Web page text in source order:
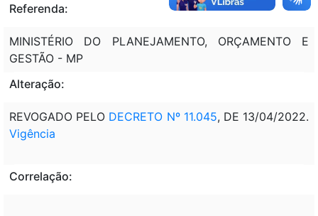
Referenda:
MINISTÉRIO DO PLANEJAMENTO, ORÇAMENTO E
GESTÃO - MP
Alteração:
REVOGADO PELO DECRETO Nº 11.045, DE 13/04/2022.
Vigência
Correlação: